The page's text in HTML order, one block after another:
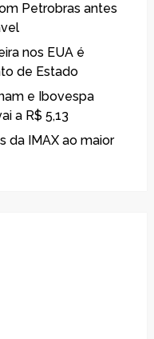
Petrobras antes
nos EUA é
de Estado
e Ibovespa
a R$ 5,13
da IMAX ao maior